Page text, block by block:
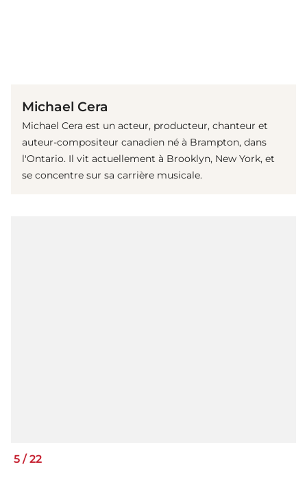
Michael Cera
Michael Cera est un acteur, producteur, chanteur et
auteur-compositeur canadien né à Brampton, dans
l'Ontario. Il vit actuellement à Brooklyn, New York, et
se concentre sur sa carrière musicale.
5 / 22